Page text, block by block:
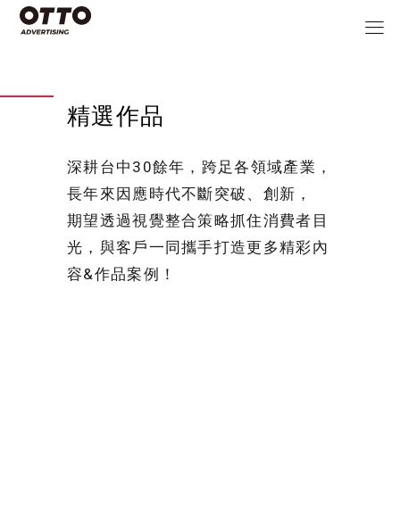
精選作品
深耕台中30餘年，跨足各領域產業，
長年來因應時代不斷突破、創新，
期望透過視覺整合策略抓住消費者目
光，與客戶一同攜手打造更多精彩內
容&作品案例！